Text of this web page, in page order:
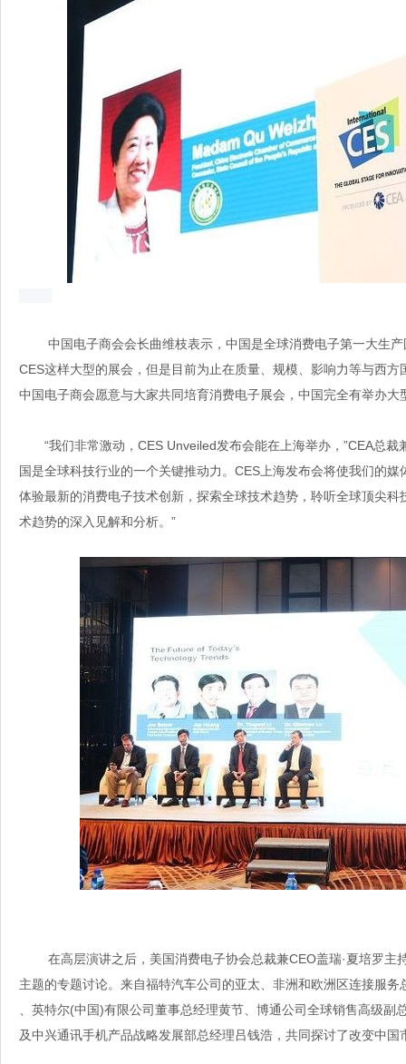
中国电子商会会长曲维枝表示，中国是全球消费电子第一大生
CES这样大型的展会，但是目前为止在质量、规模、影响力等与西
中国电子商会愿意与大家共同培育消费电子展会，中国完全有举办大
“我们非常激动，CES Unveiled发布会能在上海举办，”CEA总裁
国是全球科技行业的一个关键推动力。CES上海发布会将使我们的
体验最新的消费电子技术创新，探索全球技术趋势，聆听全球顶尖
术趋势的深入见解和分析。”
在高层演讲之后，美国消费电子协会总裁兼CEO盖瑞·夏培罗主
主题的专题讨论。来自福特汽车公司的亚太、非洲和欧洲区连接服
、英特尔(中国)有限公司董事总经理黄节、博通公司全球销售高级副
及中兴通讯手机产品战略发展部总经理吕钱浩，共同探讨了改变中国